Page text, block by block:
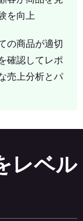
を向上
の商品が適切
確認してレポ
売上分析とパ
レベル